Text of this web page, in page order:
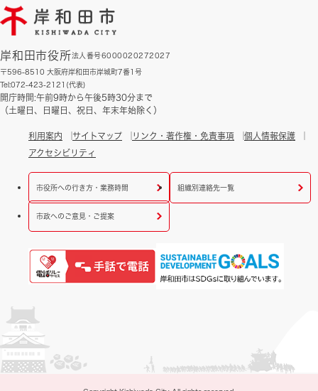
岸和田市役所法人番号6000020272027
〒596-8510 大阪府岸和田市岸城町7番1号
Tel:072-423-2121(代表)
開庁時間:午前9時から午後5時30分まで
（土曜日、日曜日、祝日、年末年始除く）
利用案内 サイトマップ リンク・著作権・免責事項
個人情報保護
アクセシビリティ
市役所への行き方・業務時間 組織別連絡先一覧
市政へのご意見・ご提案